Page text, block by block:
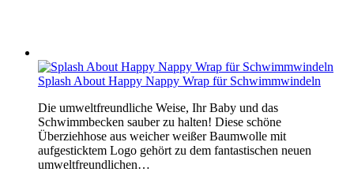
Splash About Happy Nappy Wrap für Schwimmwindeln
Die umweltfreundliche Weise, Ihr Baby und das
Schwimmbecken sauber zu halten! Diese schöne
Überziehhose aus weicher weißer Baumwolle mit
aufgesticktem Logo gehört zu dem fantastischen neuen
umweltfreundlichen…